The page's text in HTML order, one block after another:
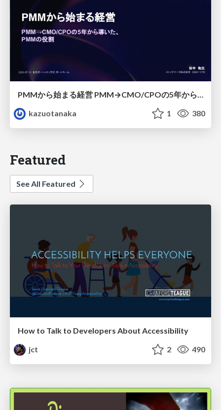
PMMから始まる経営 PMM→CMO/CPOの5年から導いた、 PMMの役割
kazuotanaka
1 380
Featured
See All Featured
How to Talk to Developers About Accessibility
jct
2 490